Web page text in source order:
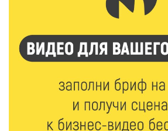
Виталий Королев: Тверская область
6 Авг 2026 13:02 230
Рынок труда 2026: где в Тверской
высокие зарплаты и как
6 Авг 2026 12:43 2312